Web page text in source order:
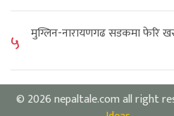
५ मुग्लिन-नारायणगढ सडकमा फेरि
© 2026 nepaltale.com all right